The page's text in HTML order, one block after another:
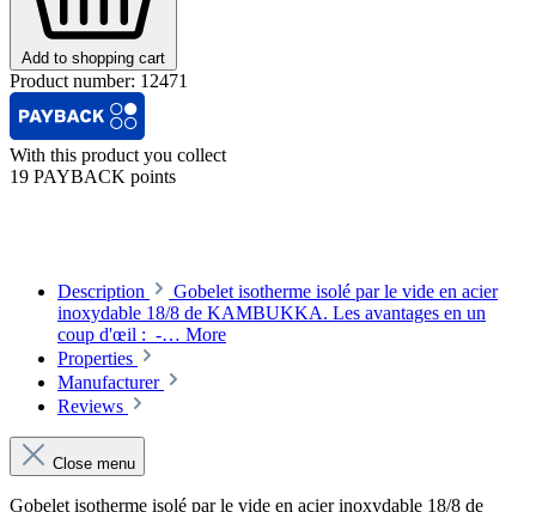
Add to shopping cart
Product number: 12471
With this product you collect
19 PAYBACK points
Description
Gobelet isotherme isolé par le vide en acier
inoxydable 18/8 de KAMBUKKA. Les avantages en un
coup d'œil : -… More
Properties
Manufacturer
Reviews
Close menu
Gobelet isotherme isolé par le vide en acier inoxydable 18/8 de